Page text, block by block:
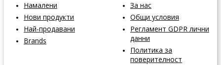
Намалени
Нови продукти
Най-продавани
Brands
За нас
Общи условия
Регламент GDPR лични
данни
Политика за
поверителност